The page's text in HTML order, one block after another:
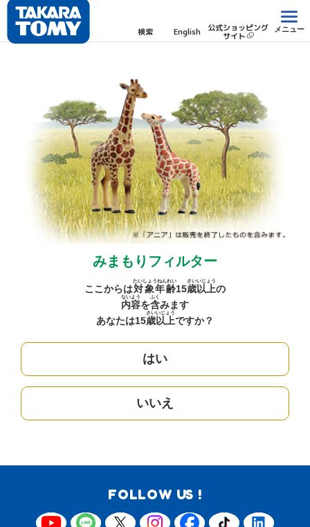
検索 English 公式ショッピング
サイト
メニュー
みまもりフィルター
ここからは対象年齢
たいしょうねんれい
15歳
さい
以上
いじょう
の
内容
ないよう
を含
ふく
みます
あなたは15歳
さい
以上
いじょう
ですか？
はい
いいえ
FOLLOW US !